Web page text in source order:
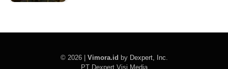
© 2026 | Vimora.id by Dexpert, Inc.
PT Dexpert Visi Media